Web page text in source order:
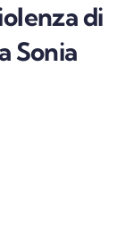
di
Sonia